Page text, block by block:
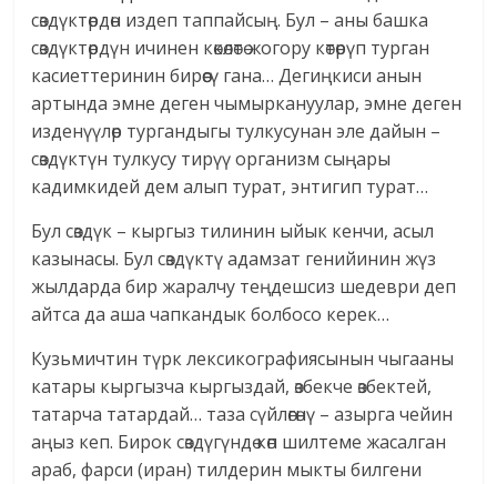
сөздүктөрдөн издеп таппайсың. Бул – аны башка
сөздүктөрдүн ичинен көкөлөтө жогору көтөрүп турган
касиеттеринин бирөөсү гана… Дегиңкиси анын
артында эмне деген чымыркануулар, эмне деген
изденүүлөр тургандыгы тулкусунан эле дайын –
сөздүктүн тулкусу тирүү организм сыңары
кадимкидей дем алып турат, энтигип турат…
Бул сөздүк – кыргыз тилинин ыйык кенчи, асыл
казынасы. Бул сөздүктү адамзат генийинин жүз
жылдарда бир жаралчу теңдешсиз шедеври деп
айтса да аша чапкандык болбосо керек…
Кузьмичтин түрк лексикографиясынын чыгааны
катары кыргызча кыргыздай, өзбекче өзбектей,
татарча татардай… таза сүйлөгөнү – азырга чейин
аңыз кеп. Бирок сөздүгүндө көп шилтеме жасалган
араб, фарси (иран) тилдерин мыкты билгени